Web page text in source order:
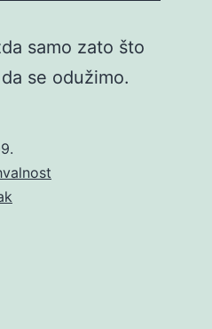
samo zato što
se odužimo.